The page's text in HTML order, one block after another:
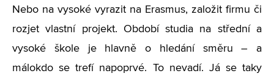
Nebo na vysoké vyrazit na Erasmus, založit firmu či
rozjet vlastní projekt. Období studia na střední a
vysoké škole je hlavně o hledání směru – a
málokdo se trefí napoprvé. To nevadí. Já se taky